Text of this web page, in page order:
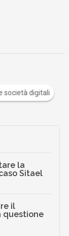
società digitali
la
Sitael
il
questione